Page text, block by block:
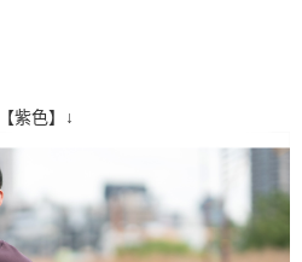
紫色】↓